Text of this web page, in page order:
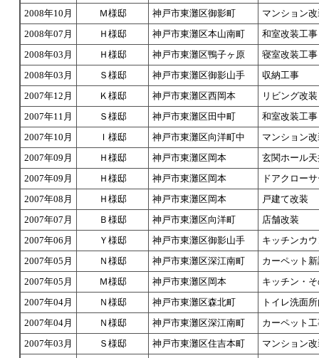
2008年10月
Ｍ様邸 神戸市東灘区御影町
マンション
2008年07月
Ｈ様邸 神戸市東灘区本山南町
和室改装工事
2008年03月
Ｈ様邸 神戸市東灘区鴨子ヶ原
寝室改装工事
2008年03月
Ｓ様邸 神戸市東灘区御影山手
収納工事
2007年12月
Ｋ様邸 神戸市東灘区西岡本
リビング改装
2007年11月
Ｓ様邸 神戸市東灘区田中町
和室改装工事
2007年10月
Ｉ様邸 神戸市東灘区向洋町中
マンション
2007年09月
Ｈ様邸 神戸市東灘区岡本
玄関ホール
2007年09月
Ｈ様邸 神戸市東灘区岡本
ドアクロー
2007年08月
Ｈ様邸 神戸市東灘区岡本
戸建て改装
2007年07月
Ｂ様邸 神戸市東灘区向洋町
店舗改装
2007年06月
Ｙ様邸 神戸市東灘区御影山手
キッチンカ
2007年05月
Ｎ様邸 神戸市東灘区深江南町
カーペット
2007年05月
Ｍ様邸 神戸市東灘区岡本
キッチン・
2007年04月
Ｎ様邸 神戸市東灘区森北町
トイレ洗面
2007年04月
Ｎ様邸 神戸市東灘区深江南町
カーペット
2007年03月
Ｓ様邸 神戸市東灘区住吉本町
マンション